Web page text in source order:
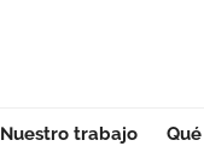
Nuestro trabajo